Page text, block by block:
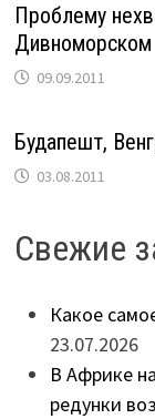
Проблему
Дивноморском
09.09.2011
Будапешт,
03.08.2011
Свежие
Какое
23.07.2026
В Африке
редунки